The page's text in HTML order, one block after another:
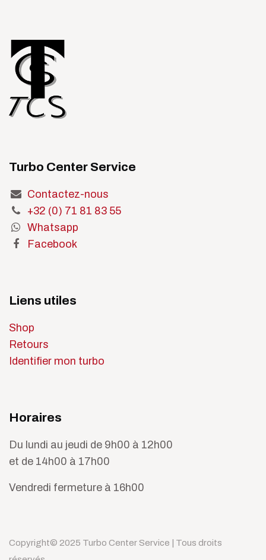
Turbo Center Service
Contactez-nous
+32 (0) 71 81 83 55
Whatsapp
Facebook
Liens utiles
Shop
Retours
Identifier mon turbo
Horaires
Du lundi au jeudi de 9h00 à 12h00
et de 14h00 à 17h00
Vendredi fermeture à 16h00
Copyright© 2025 Turbo Center Service | Tous droits